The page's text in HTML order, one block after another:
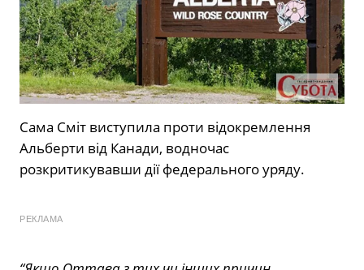
Сама Сміт виступила проти відокремлення
Альберти від Канади, водночас
розкритикувавши дії федерального уряду.
РЕКЛАМА